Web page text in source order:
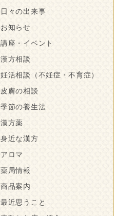
日々の出来事
お知らせ
講座・イベント
漢方相談
妊活相談（不妊症・不育症）
皮膚の相談
季節の養生法
漢方薬
身近な漢方
アロマ
薬局情報
商品案内
最近思うこと